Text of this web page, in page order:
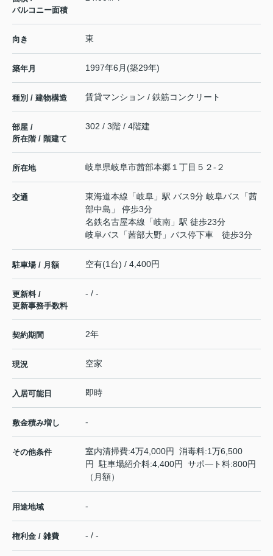
バルコニー面積
向き 東
築年月 1997年6月(築29年)
種別 / 建物構造 賃貸マンション / 鉄筋コンクリート
部屋 /
所在階 / 階建て
302 / 3階 / 4階建
所在地 岐阜県岐阜市茜部本郷 １丁目５２-２
交通 東海道本線 「岐阜 」駅 バス9分 岐阜バス「茜
部中島」 停歩3分
名鉄名古屋本線 「岐南 」駅 徒歩23分
岐阜バス「茜部大野」バス停下車 徒歩3分
駐車場 / 月額 空有(1台) / 4,400円
更新料 /
更新事務手数料
- / -
契約期間 2年
現況 空家
入居可能日 即時
敷金積み増し -
その他条件
室内清掃費:4万4,000円 消毒料:1万6,500
円 駐車場紹介料:4,400円 サポ―ト料:800円
（月額）
用途地域 -
権利金 / 雑費 - / -